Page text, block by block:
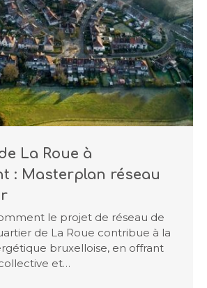
La Roue à
: Masterplan réseau
le projet de réseau de
de La Roue contribue à la
bruxelloise, en offrant
et…